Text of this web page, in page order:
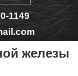
1149
железы